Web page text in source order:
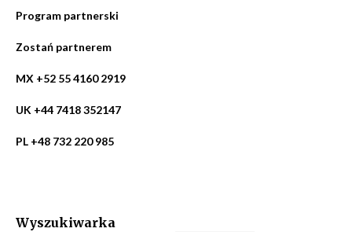
Program partnerski
Zostań partnerem
MX +52 55 4160 2919
UK +44 7418 352147
PL +48 732 220 985
Wyszukiwarka